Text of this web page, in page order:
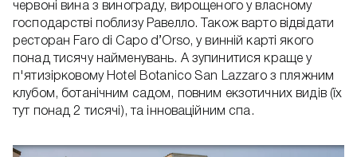
червоні вина з винограду, вирощеного у власному
господарстві поблизу Равелло. Також варто відвідати
ресторан Faro di Capo d’Orso, у винній карті якого
понад тисячу найменувань. А зупинитися краще у
п'ятизірковому Hotel Botanico San Lazzaro з пляжним
клубом, ботанічним садом, повним екзотичних видів (їх
тут понад 2 тисячі), та інноваційним спа.